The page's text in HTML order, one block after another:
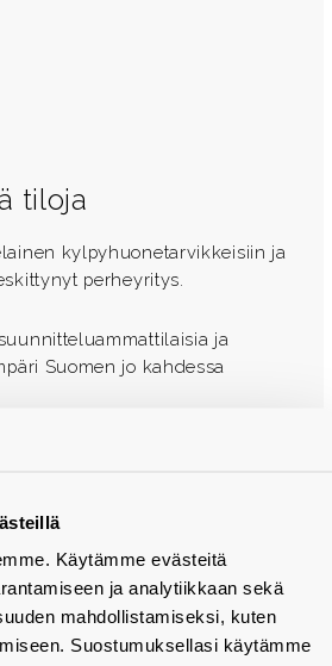
Käytämme evästeitä
ja analytiikkaan sekä
mahdollistamiseksi, kuten
Suostumuksellasi käytämme
tiloja
kylpyhuonetarvikkeisiin ja
perheyritys.
ja
Suomen jo kahdessa
mielellämme